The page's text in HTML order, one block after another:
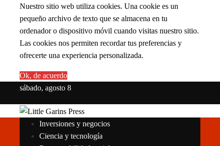
Nuestro sitio web utiliza cookies. Una cookie es un
pequeño archivo de texto que se almacena en tu
ordenador o dispositivo móvil cuando visitas nuestro sitio.
Las cookies nos permiten recordar tus preferencias y
ofrecerte una experiencia personalizada.
Ok, de acuerdo
sábado, agosto 8
Inversiones y negocios
Ciencia y tecnología